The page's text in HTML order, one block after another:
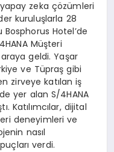
zeka çözümleri
kuruluşlarla 28
Hotel’de
Müşteri
araya geldi. Yaşar
ve Tüpraş gibi
zirveye katılan iş
yer alan S/4HANA
Katılımcılar, dijital
deneyimleri ve
nasıl
verdi.